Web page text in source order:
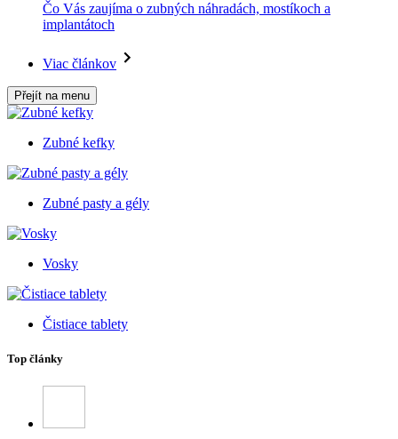
Čo Vás zaujíma o zubných náhradách, mostíkoch a
implantátoch
Viac článkov
Přejít na menu
Zubné kefky
Zubné pasty a gély
Vosky
Čistiace tablety
Top články